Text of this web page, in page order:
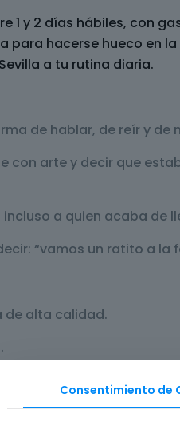
1 y 2 días hábiles, con
para hacerse hueco en
a tu rutina diaria.
de hablar, de reír y de
con arte y decir que
a quien acaba de
“vamos un ratito a la
de alta calidad.
con interior y asa negros.
no recomendable
Consentimiento de